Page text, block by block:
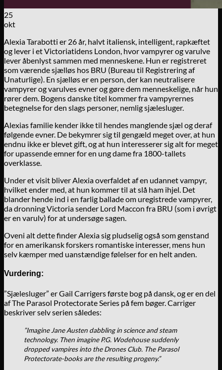
25
okt
Alexia Tarabotti er 26 år, halvt italiensk, intelligent, rapkæftet
og lever i et Victoriatidens London, hvor vampyrer og varulve
lever åbenlyst sammen med menneskene. Hun er registreret
som værende sjælløs hos BRU (Bureau til Registrering af
Unaturlige). En sjælløs er en person, der kan neutralisere
vampyrer og varulves evner og gøre dem menneskelige, når hun
rører dem. Bogens danske titel kommer fra vampyrernes
betegnelse for den slags personer, nemlig sjælesluger.
Alexias familie kender ikke til hendes manglende sjæl og deraf
følgende evner. De bekymrer sig til gengæld meget over, at hun
endnu ikke er blevet gift, og at hun interesserer sig alt for meget
for upassende emner for en ung dame fra 1800-tallets
overklasse.
Under et visit bliver Alexia overfaldet af en udannet vampyr,
hvilket ender med, at hun kommer til at slå ham ihjel. Det
blander hende ind i en farlig ballade om uregistrede vampyrer,
da dronning Victoria sender Lord Maccon fra BRU (som i øvrigt
er en varulv) for at undersøge sagen.
Oveni alt dette finder Alexia sig pludselig også som genstand
for en amerikansk forskers romantiske interesser, mens hun
selv kæmper med uanstændige følelser for en helt anden.
Vurdering:
”Sjælesluger” er Gail Carrigers første bog på dansk, og er en del
af The Parasol Protectorate Series på fem bøger. Carriger
beskriver selv serien således:
”Imagine Jane Austen dabbling in science and steam
technology. Then imagine P.G. Wodehouse suddenly
dropped vampires into the Drones Club. The Parasol
Protectorate-books are the resulting progeny.”